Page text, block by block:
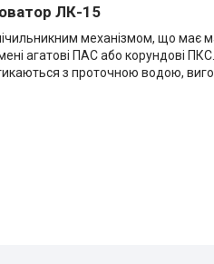
ЛК-15
механізмом, що має
агатові ПАС або корундові ПКС.
з проточною водою,